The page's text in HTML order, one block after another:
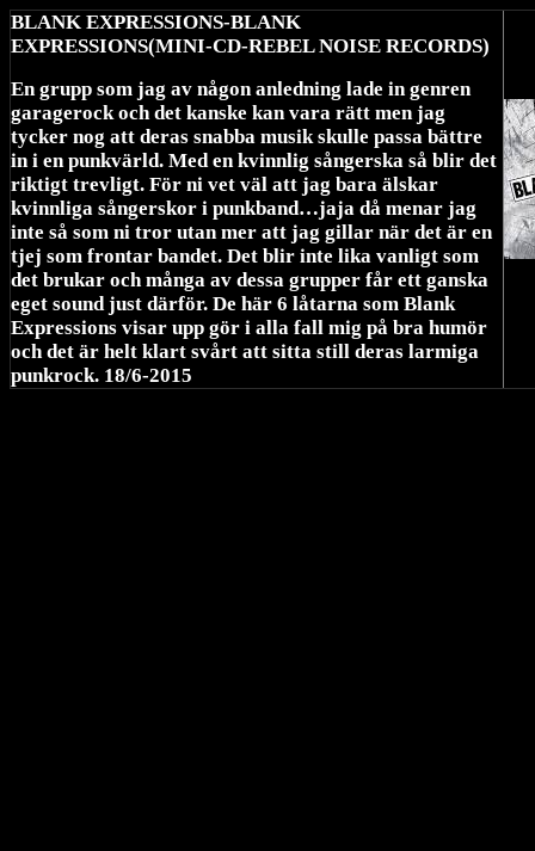
BLANK EXPRESSIONS-BLANK
EXPRESSIONS(MINI-CD-REBEL NOISE RECORDS)
En grupp som jag av någon anledning lade in genren
garagerock och det kanske kan vara rätt men jag
tycker nog att deras snabba musik skulle passa bättre
in i en punkvärld. Med en kvinnlig sångerska så blir det
riktigt trevligt. För ni vet väl att jag bara älskar
kvinnliga sångerskor i punkband…jaja då menar jag
inte så som ni tror utan mer att jag gillar när det är en
tjej som frontar bandet. Det blir inte lika vanligt som
det brukar och många av dessa grupper får ett ganska
eget sound just därför. De här 6 låtarna som Blank
Expressions visar upp gör i alla fall mig på bra humör
och det är helt klart svårt att sitta still deras larmiga
punkrock. 18/6-2015